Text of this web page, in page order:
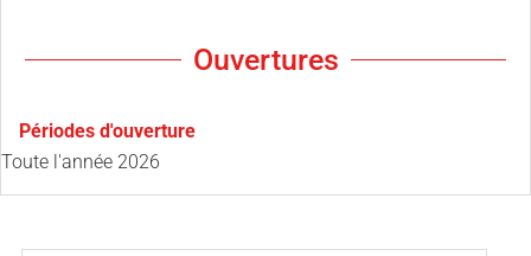
Ouvertures
Périodes d'ouverture
Toute l'année 2026